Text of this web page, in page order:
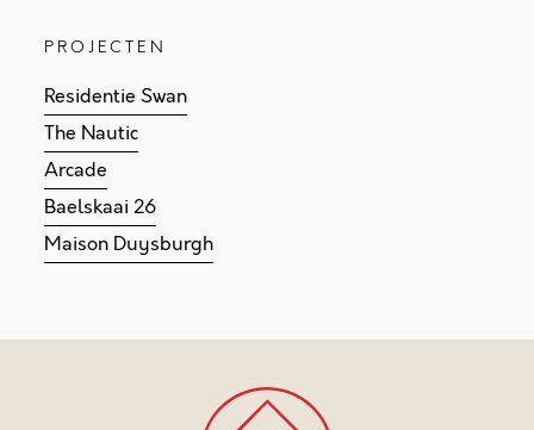
PROJECTEN
Residentie Swan
The Nautic
Arcade
Baelskaai 26
Maison Duysburgh